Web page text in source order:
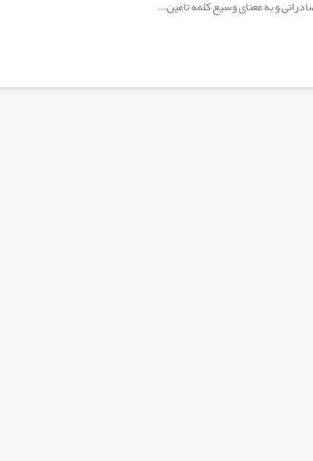
و به معنای وسیع کلمه تامین...